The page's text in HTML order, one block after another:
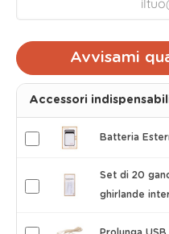
Avvisami
Accessori
Batteria
Set di 20
ghirlande
Prolunga